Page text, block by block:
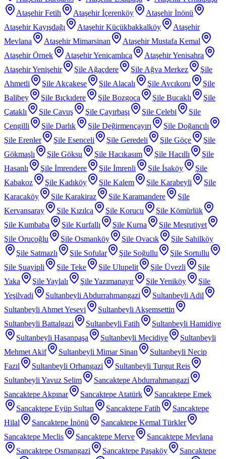
Ataşehir Fetih
Ataşehir İçerenköy
Ataşehir İnönü
Ataşehir Kayışdağı
Ataşehir Küçükbakkalköy
Ataşehir
Mevlana
Ataşehir Mimarsinan
Ataşehir Mustafa Kemal
Ataşehir Örnek
Ataşehir Yeniçamlıca
Ataşehir Yenisahra
Ataşehir Yenişehir
Şile Ağaçdere Şile Ağva Merkez
Şile
Ahmetli
Şile Akçakese Şile Alacalı Şile Avcıkoru
Şile
Balibey
Şile Bıçkıdere Şile Bozgoca Şile Bucaklı
Şile
Çataklı
Şile Çavuş Şile Çayırbaşı Şile Çelebi
Şile
Çengilli
Şile Darlık Şile Değirmençayırı
Şile Doğancılı
Şile Erenler
Şile Esenceli Şile Geredeli Şile Göçe
Şile
Gökmaşlı
Şile Göksu Şile Hacıkasım Şile Hacıllı
Şile
Hasanlı
Şile İmrendere Şile İmrenli Şile İsaköy
Şile
Kabakoz
Şile Kadıköy Şile Kalem Şile Karabeyli
Şile
Karacaköy
Şile Karakiraz Şile Karamandere
Şile
Kervansaray
Şile Kızılca Şile Korucu
Şile Kömürlük
Şile Kumbaba
Şile Kurfallı Şile Kurna
Şile Meşrutiyet
Şile Oruçoğlu
Şile Osmanköy Şile Ovacık
Şile Sahilköy
Şile Satmazlı
Şile Sofular Şile Soğullu
Şile Sortullu
Şile Şuayipli
Şile Teke Şile Ulupelit Şile Üvezli
Şile
Yaka
Şile Yaylalı Şile Yazımanayır Şile Yeniköy
Şile
Yeşilvadi
Sultanbeyli Abdurrahmangazi
Sultanbeyli Adil
Sultanbeyli Ahmet Yesevi
Sultanbeyli Akşemsettin
Sultanbeyli Battalgazi
Sultanbeyli Fatih
Sultanbeyli Hamidiye
Sultanbeyli Hasanpaşa
Sultanbeyli Mecidiye
Sultanbeyli
Mehmet Akif
Sultanbeyli Mimar Sinan
Sultanbeyli Necip
Fazıl
Sultanbeyli Orhangazi
Sultanbeyli Turgut Reis
Sultanbeyli Yavuz Selim
Sancaktepe Abdurrahmangazi
Sancaktepe Akpınar
Sancaktepe Atatürk
Sancaktepe Emek
Sancaktepe Eyüp Sultan
Sancaktepe Fatih
Sancaktepe
Hilal
Sancaktepe İnönü
Sancaktepe Kemal Türkler
Sancaktepe Meclis
Sancaktepe Merve
Sancaktepe Mevlana
Sancaktepe Osmangazi
Sancaktepe Paşaköy
Sancaktepe